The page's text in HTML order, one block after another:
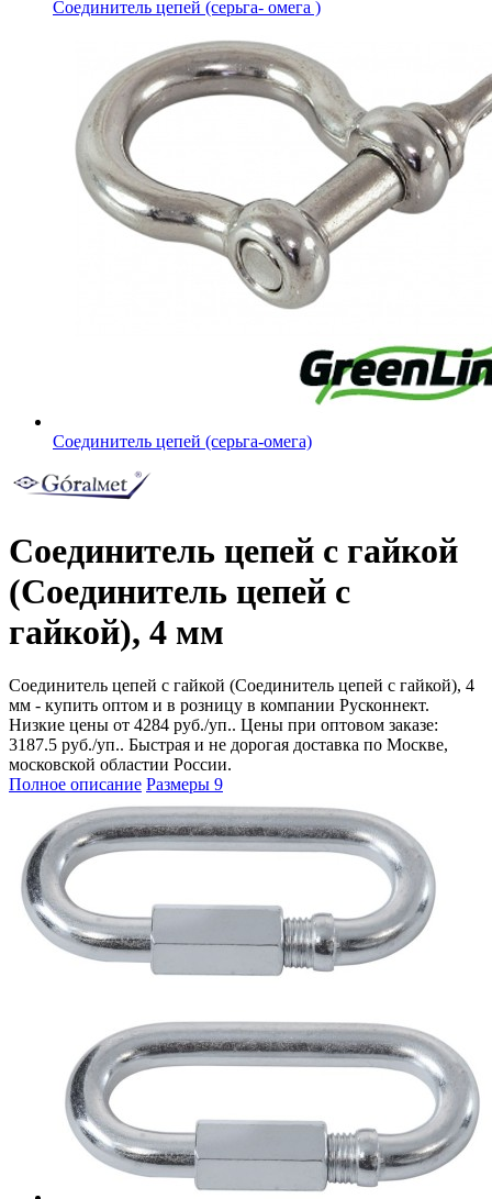
Соединитель цепей (серьга- омега )
Соединитель цепей (серьга-омега)
Соединитель цепей с гайкой
(Соединитель цепей с
гайкой), 4 мм
Соединитель цепей с гайкой (Соединитель цепей с гайкой), 4
мм - купить оптом и в розницу в компании Русконнект.
Низкие цены от 4284 руб./уп.. Цены при оптовом заказе:
3187.5 руб./уп.. Быстрая и не дорогая доставка по Москве,
московской областии России.
Полное описание Размеры 9